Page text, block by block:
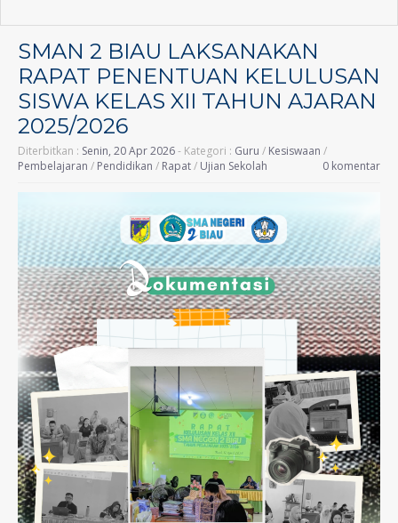
SMAN 2 BIAU LAKSANAKAN
RAPAT PENENTUAN KELULUSAN
SISWA KELAS XII TAHUN AJARAN
2025/2026
Diterbitkan : Senin, 20 Apr 2026- Kategori : Guru / Kesiswaan /
Pembelajaran / Pendidikan / Rapat/ Ujian Sekolah 0 komentar